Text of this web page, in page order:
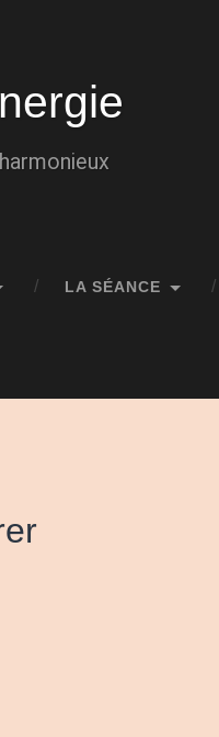
LA SÉANCE